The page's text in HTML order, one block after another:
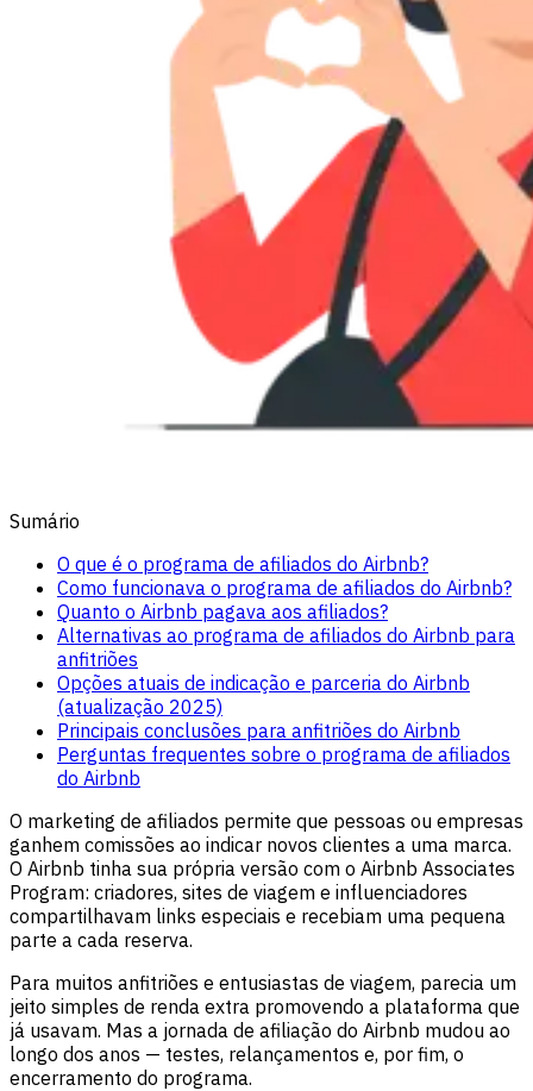
Sumário
O que é o programa de afiliados do Airbnb?
Como funcionava o programa de afiliados do Airbnb?
Quanto o Airbnb pagava aos afiliados?
Alternativas ao programa de afiliados do Airbnb para
anfitriões
Opções atuais de indicação e parceria do Airbnb
(atualização 2025)
Principais conclusões para anfitriões do Airbnb
Perguntas frequentes sobre o programa de afiliados
do Airbnb
O marketing de afiliados permite que pessoas ou empresas
ganhem comissões ao indicar novos clientes a uma marca.
O Airbnb tinha sua própria versão com o Airbnb Associates
Program: criadores, sites de viagem e influenciadores
compartilhavam links especiais e recebiam uma pequena
parte a cada reserva.
Para muitos anfitriões e entusiastas de viagem, parecia um
jeito simples de renda extra promovendo a plataforma que
já usavam. Mas a jornada de afiliação do Airbnb mudou ao
longo dos anos — testes, relançamentos e, por fim, o
encerramento do programa.